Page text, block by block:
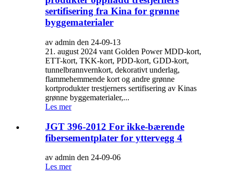
sertifisering fra Kina for grønne
byggematerialer
av admin den 24-09-13
21. august 2024 vant Golden Power MDD-kort,
ETT-kort, TKK-kort, PDD-kort, GDD-kort,
tunnelbrannvernkort, dekorativt underlag,
flammehemmende kort og andre grønne
kortprodukter trestjerners sertifisering av Kinas
grønne byggematerialer,...
Les mer
JGT 396-2012 For ikke-bærende
fibersementplater for yttervegg 4
av admin den 24-09-06
Les mer